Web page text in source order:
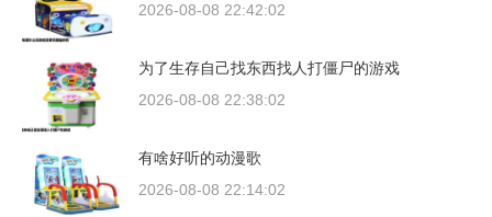
2026-08-08 22:42:02
为了生存自己找东西找人打僵尸的游戏
2026-08-08 22:38:02
有啥好听的动漫歌
2026-08-08 22:14:02